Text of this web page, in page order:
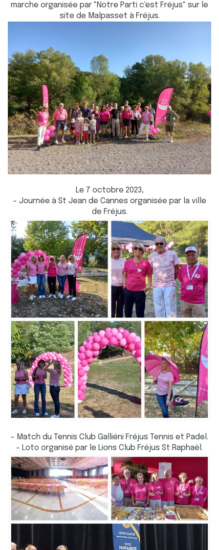
marche organisée par "Notre Parti c'est Fréjus" sur le
site de Malpasset à Fréjus.
Le 7 octobre 2023,
- Journée à St Jean de Cannes organisée par la ville
de Fréjus.
- Match du Tennis Club Galliéni Fréjus Tennis et Padel.
- Loto organisé par le Lions Club Fréjus St Raphaël.